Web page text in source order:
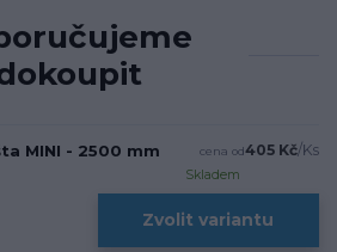
MINI - 2500 mm cena od405 Kč/Ks
Skladem
Zvolit variantu